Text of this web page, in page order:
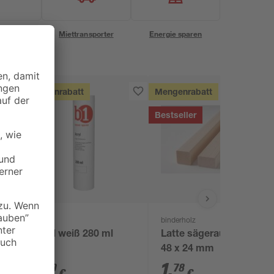
Miettransporter Energie sparen
Mengenrabatt
Acryl weiß 280 ml
99
Mengenrabatt
Bestseller
binderholz
Latte sägerau 2000 x
48 x 24 mm
78